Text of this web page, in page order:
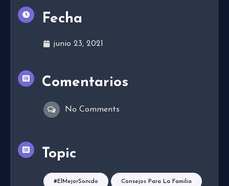
Fecha
junio 23, 2021
Comentarios
No Comments
Topic
#ElMejorSonido Consejos Para La Familia